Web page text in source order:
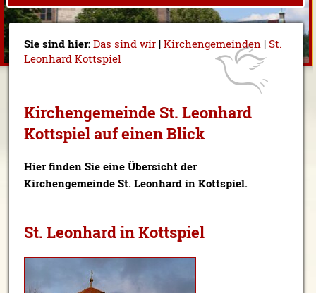
Sie sind hier:Das sind wir|Kirchengemeinden|St.
Leonhard Kottspiel
Kirchengemeinde St. Leonhard
Kottspiel auf einen Blick
Hier finden Sie eine Übersicht der
Kirchengemeinde St. Leonhard in Kottspiel.
St. Leonhard in Kottspiel